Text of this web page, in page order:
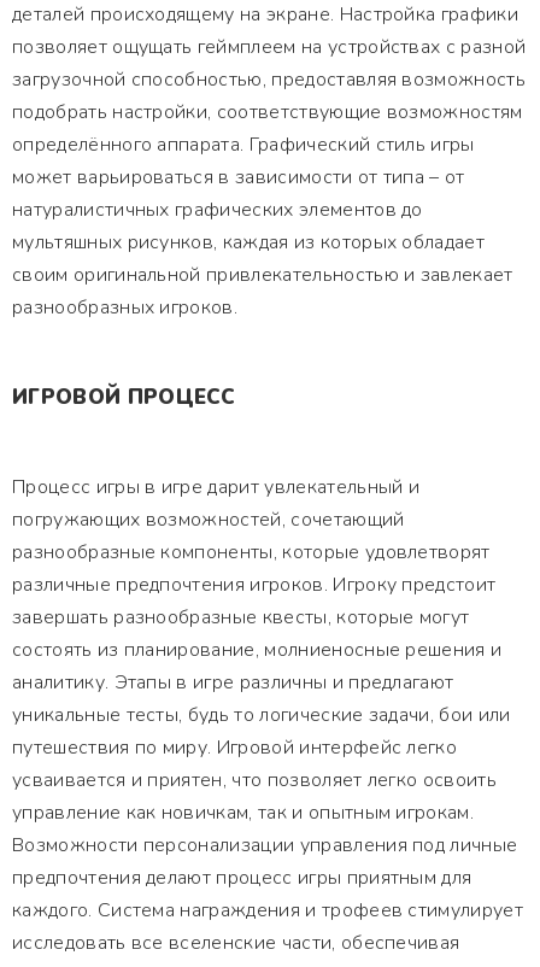
деталей происходящему на экране. Настройка графики
позволяет ощущать геймплеем на устройствах с разной
загрузочной способностью, предоставляя возможность
подобрать настройки, соответствующие возможностям
определённого аппарата. Графический стиль игры
может варьироваться в зависимости от типа – от
натуралистичных графических элементов до
мультяшных рисунков, каждая из которых обладает
своим оригинальной привлекательностью и завлекает
разнообразных игроков.
ИГРОВОЙ ПРОЦЕСС
Процесс игры в игре дарит увлекательный и
погружающих возможностей, сочетающий
разнообразные компоненты, которые удовлетворят
различные предпочтения игроков. Игроку предстоит
завершать разнообразные квесты, которые могут
состоять из планирование, молниеносные решения и
аналитику. Этапы в игре различны и предлагают
уникальные тесты, будь то логические задачи, бои или
путешествия по миру. Игровой интерфейс легко
усваивается и приятен, что позволяет легко освоить
управление как новичкам, так и опытным игрокам.
Возможности персонализации управления под личные
предпочтения делают процесс игры приятным для
каждого. Система награждения и трофеев стимулирует
исследовать все вселенские части, обеспечивая